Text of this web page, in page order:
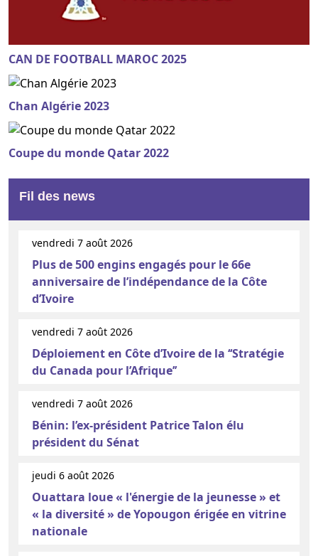
CAN DE FOOTBALL MAROC 2025
Chan Algérie 2023
Coupe du monde Qatar 2022
Fil des news
vendredi 7 août 2026
Plus de 500 engins engagés pour le 66e
anniversaire de l’indépendance de la Côte
d’Ivoire
vendredi 7 août 2026
Déploiement en Côte d’Ivoire de la ‘‘Stratégie
du Canada pour l’Afrique’’
vendredi 7 août 2026
Bénin: l’ex-président Patrice Talon élu
président du Sénat
jeudi 6 août 2026
Ouattara loue « l'énergie de la jeunesse » et
« la diversité » de Yopougon érigée en vitrine
nationale